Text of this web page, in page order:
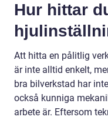
Hur hittar
Att hitta en pålitlig
är inte alltid enkelt,
bra bilverkstad har
också kunniga
arbete är. Eftersom